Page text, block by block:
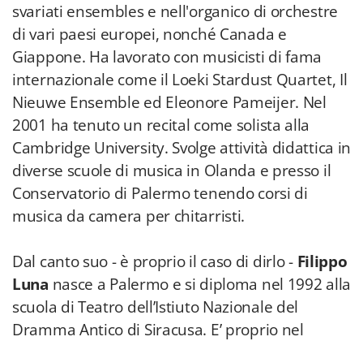
svariati ensembles e nell'organico di orchestre
di vari paesi europei, nonché Canada e
Giappone. Ha lavorato con musicisti di fama
internazionale come il Loeki Stardust Quartet, Il
Nieuwe Ensemble ed Eleonore Pameijer. Nel
2001 ha tenuto un recital come solista alla
Cambridge University. Svolge attività didattica in
diverse scuole di musica in Olanda e presso il
Conservatorio di Palermo tenendo corsi di
musica da camera per chitarristi.
Dal canto suo - è proprio il caso di dirlo - Filippo
Luna nasce a Palermo e si diploma nel 1992 alla
scuola di Teatro dell’Istiuto Nazionale del
Dramma Antico di Siracusa. E’ proprio nel